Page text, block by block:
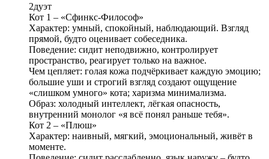
2дуэт
Кот 1 – «Сфинкс‑Философ»
Характер: умный, спокойный, наблюдающий. Взгляд
прямой, будто оценивает собеседника.
Поведение: сидит неподвижно, контролирует
пространство, реагирует только на важное.
Чем цепляет: голая кожа подчёркивает каждую эмоцию;
большие уши и строгий взгляд создают ощущение
«слишком умного» кота; харизма минимализма.
Образ: холодный интеллект, лёгкая опасность,
внутренний монолог «я всё понял раньше тебя».
Кот 2 – «Плюш»
Характер: наивный, мягкий, эмоциональный, живёт в
моменте.